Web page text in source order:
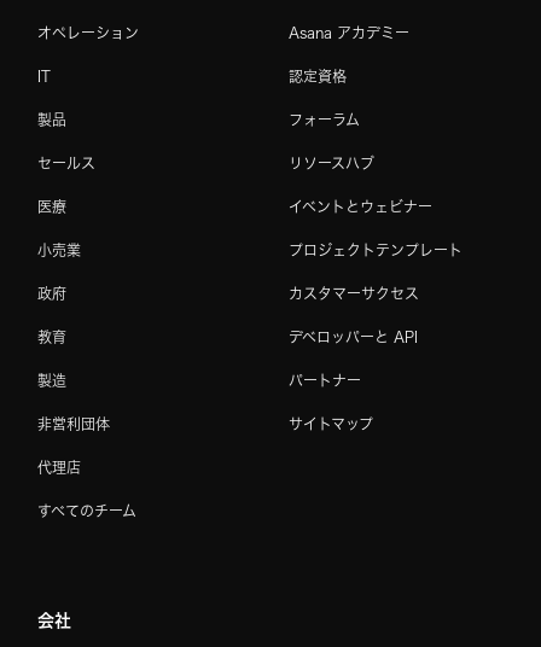
オペレーション
IT
製品
セールス
医療
小売業
政府
教育
製造
非営利団体
代理店
すべてのチーム
Asana アカデミー
認定資格
フォーラム
リソースハブ
イベントとウェビナー
プロジェクトテンプレート
カスタマーサクセス
デベロッパーと API
パートナー
サイトマップ
会社